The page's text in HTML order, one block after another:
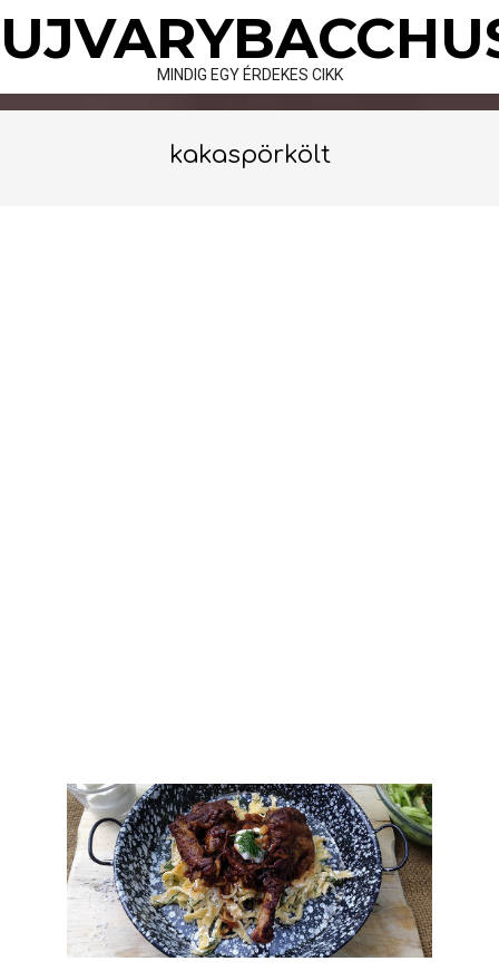
to
MINDIG EGY ÉRDEKES CIKK
kakaspörkölt